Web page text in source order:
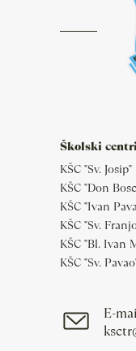
Školski
KŠC "Sv.
KŠC "Don
KŠC "Ivan
KŠC "Sv.
KŠC "Bl. Ivan
KŠC "Sv.
E-